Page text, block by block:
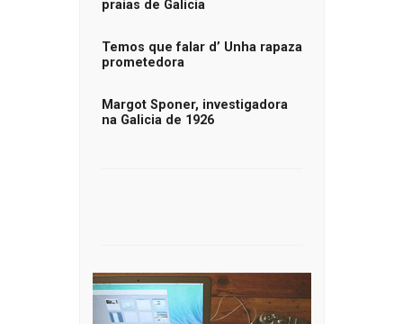
praias de Galicia
Temos que falar d’ Unha rapaza
prometedora
Margot Sponer, investigadora
na Galicia de 1926